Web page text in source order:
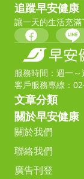
追蹤早安健康
讓一天的生活充
服務時間：週一
客戶服務專線：
文章分類
關於早安健康
關於我們
聯絡我們
廣告刊登